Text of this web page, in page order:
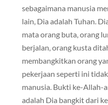
sebagaimana manusia
lain, Dia adalah Tuhan.
mata orang buta, orang
berjalan, orang kusta
membangkitkan orang
pekerjaan seperti ini
manusia. Bukti ke-Allah-
adalah Dia bangkit dari